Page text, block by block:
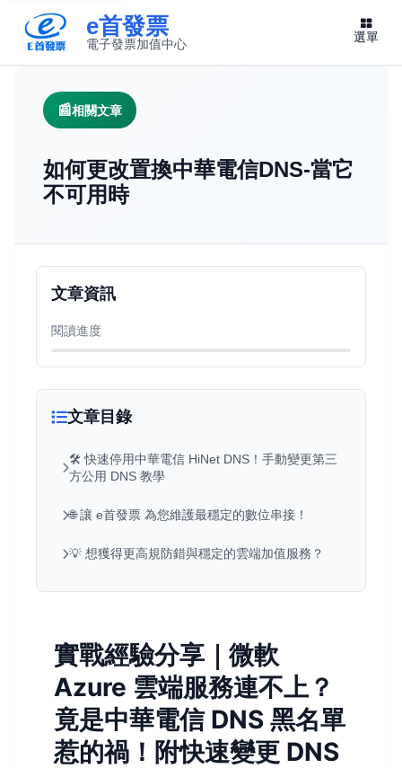
e首發票
電子發票加值中心 選單
相關文章
如何更改置換中華電信DNS-當它
不可用時
文章目錄
🛠️ 快速停用中華電信 HiNet DNS！手動變更第三
方公用 DNS 教學
🌐 讓 e首發票 為您維護最穩定的數位串接！
💡 想獲得更高規防錯與穩定的雲端加值服務？
實戰經驗分享｜微軟
Azure 雲端服務連不上？
竟是中華電信 DNS 黑名單
惹的禍！附快速變更 DNS
文章資訊
閱讀進度